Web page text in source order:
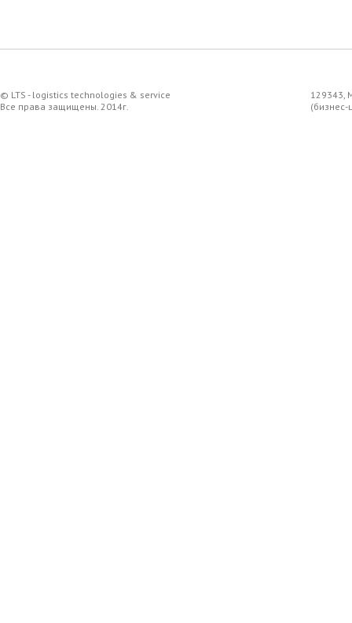
© LTS - logistics technologies & service
Все права защищены. 2014г.
129343,
(бизнес-